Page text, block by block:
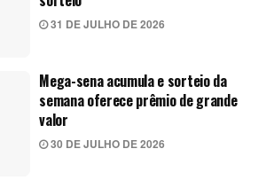
31 DE JULHO DE 2026
Mega-sena acumula e sorteio da
semana oferece prêmio de grande
valor
30 DE JULHO DE 2026